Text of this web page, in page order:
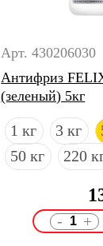
Арт. 430206030
Антифриз
(зеленый) 5кг
1 кг 3 кг
50 кг
220
- +